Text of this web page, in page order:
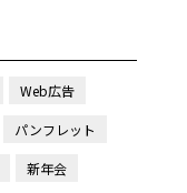
Web広告
パンフレット
新年会